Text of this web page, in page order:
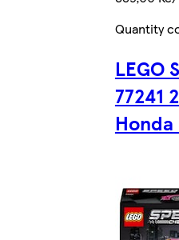
Quantity
LEGO
77241
Honda